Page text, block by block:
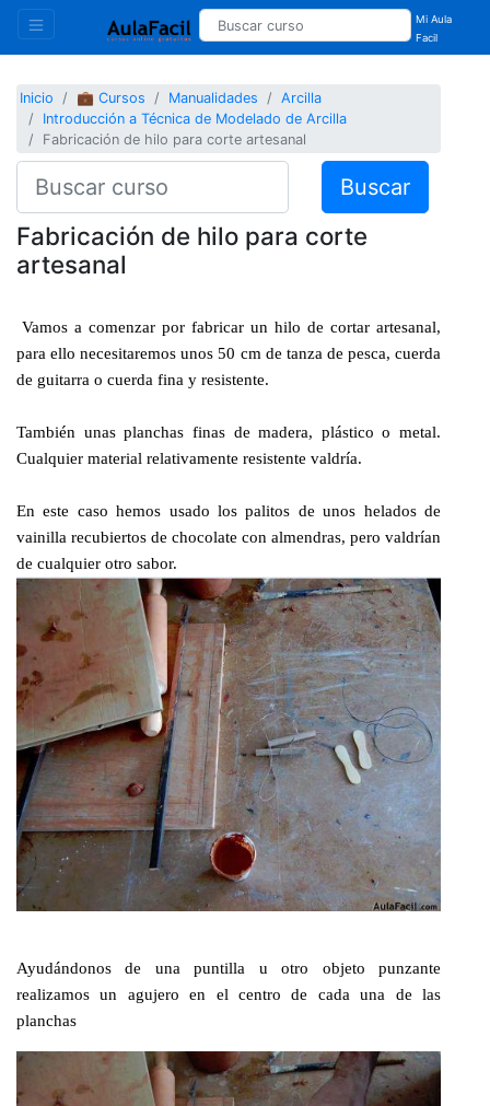
Mi Aula
Facil
Inicio 💼 Cursos Manualidades
Arcilla
Introducción a Técnica de Modelado de Arcilla
Fabricación de hilo para corte artesanal
Buscar
Fabricación de hilo para corte
artesanal
Vamos a comenzar por fabricar un hilo de cortar artesanal,
para ello necesitaremos unos 50 cm de tanza de pesca, cuerda
de guitarra o cuerda fina y resistente.
También unas planchas finas de madera, plástico o metal.
Cualquier material relativamente resistente valdría.
En este caso hemos usado los palitos de unos helados de
vainilla recubiertos de chocolate con almendras, pero valdrían
de cualquier otro sabor.
Ayudándonos de una puntilla u otro objeto punzante
realizamos un agujero en el centro de cada una de las
planchas